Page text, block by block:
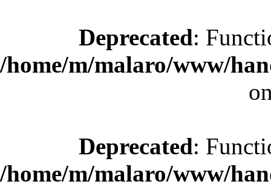
Deprecated:
/home/m/malaro/www/
Deprecated:
/home/m/malaro/www/